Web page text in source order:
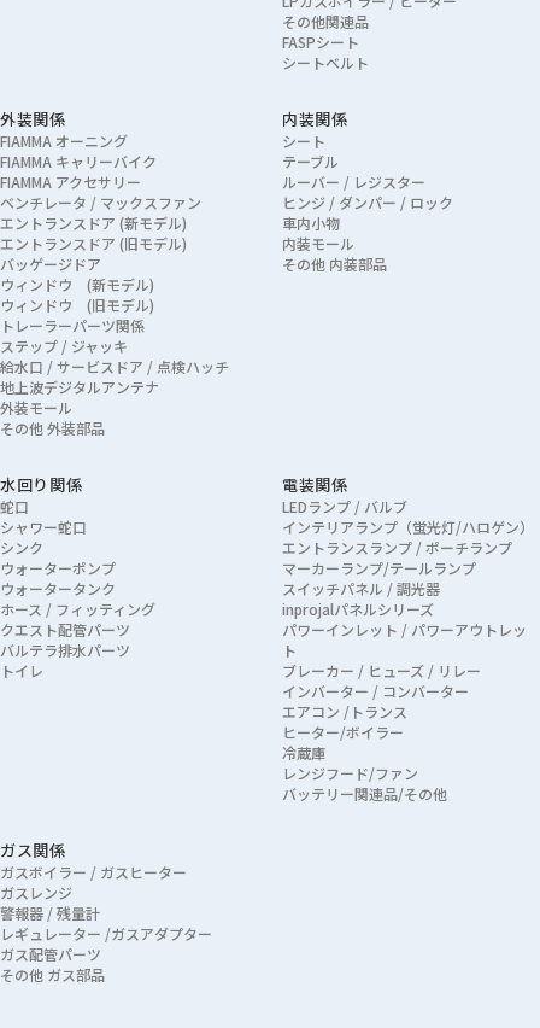
その他関連品
FASPシート
シートベルト
外装関係
FIAMMA オーニング
FIAMMA キャリーバイク
FIAMMA アクセサリー
ベンチレータ / マックスファン
エントランスドア (新モデル)
エントランスドア (旧モデル)
バッゲージドア
ウィンドウ (新モデル)
ウィンドウ (旧モデル)
トレーラーパーツ関係
ステップ / ジャッキ
給水口 / サービスドア / 点検ハッチ
地上波デジタルアンテナ
外装モール
その他 外装部品
内装関係
シート
テーブル
ルーバー / レジスター
ヒンジ / ダンパー / ロック
車内小物
内装モール
その他 内装部品
水回り関係
蛇口
シャワー蛇口
シンク
ウォーターポンプ
ウォータータンク
ホース / フィッティング
クエスト配管パーツ
バルテラ排水パーツ
トイレ
電装関係
LEDランプ / バルブ
インテリアランプ（蛍光灯/ハロゲン）
エントランスランプ / ポーチランプ
マーカーランプ/テールランプ
スイッチパネル / 調光器
inprojalパネルシリーズ
パワーインレット / パワーアウトレッ
ト
ブレーカー / ヒューズ / リレー
インバーター / コンバーター
エアコン /トランス
ヒーター/ボイラー
冷蔵庫
レンジフード/ファン
バッテリー関連品/その他
ガス関係
ガスボイラー / ガスヒーター
ガスレンジ
警報器 / 残量計
レギュレーター /ガスアダプター
ガス配管パーツ
その他 ガス部品